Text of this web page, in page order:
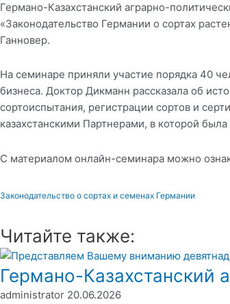
Германо-Казахстанский аграрно-
«Законодательство Германии о сортах
Ганновер.
На семинаре приняли участие порядка 40
бизнеса. Доктор Дикманн рассказала об
сортоиспытания, регистрации сортов и
казахстанскими Партнерами, в которой
С материалом онлайн-семинара можно
Законодательство о сортах и семенах Германии
Читайте также:
Германо-Казахстанский
administrator 20.06.2026